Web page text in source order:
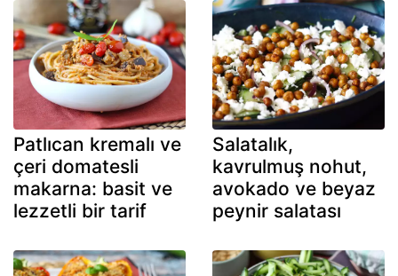
Patlıcan kremalı ve
çeri domatesli
makarna: basit ve
lezzetli bir tarif
Salatalık,
kavrulmuş nohut,
avokado ve beyaz
peynir salatası